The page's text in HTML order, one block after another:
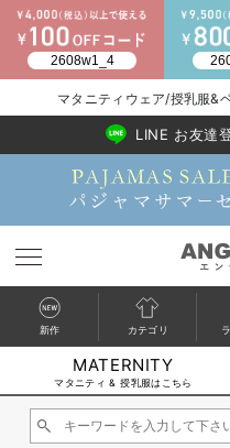
マタニティウェア全て
マタニティ 下着・インナー全て
授乳服全て
マタニティ フォーマル全て
授乳用品全て
マタニティレッグウェア全て
マタニティ ボディケア全て
アウトレット全て
特集全て
再入荷全て
マタニティウェア/授乳服&
送料495円(一部地域を
LINE お友達
新作 カテゴリ
MATERNITY
マタニティ & 授乳服はこちら
カートに入れる